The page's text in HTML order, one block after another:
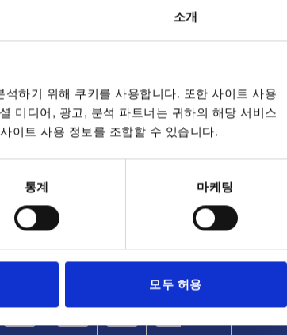
소개
하기 위해 쿠키를 사용합니다. 또한 사이트 사용
미디어, 광고, 분석 파트너는 귀하의 해당 서비스
이트 사용 정보를 조합할 수 있습니다.
통계 마케팅
모두 허용
타입
7~9 영업일
10-26 캘린더 일수
CAD